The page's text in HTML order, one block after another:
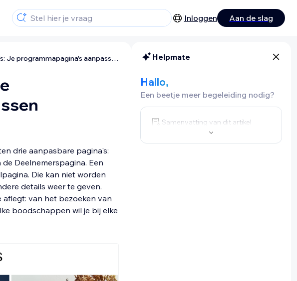
Inloggen Aan de slag
Wix Online Programma's: Je programmapagina's aanpassen
drie aanpasbare pagina's:
Deelnemerspagina. Een
Die kan niet worden
details weer te geven.
van het bezoeken van
boodschappen wil je bij elke
Helpmate
Hallo,
Een beetje meer begeleiding nodig?
Samenvatting van dit artikel